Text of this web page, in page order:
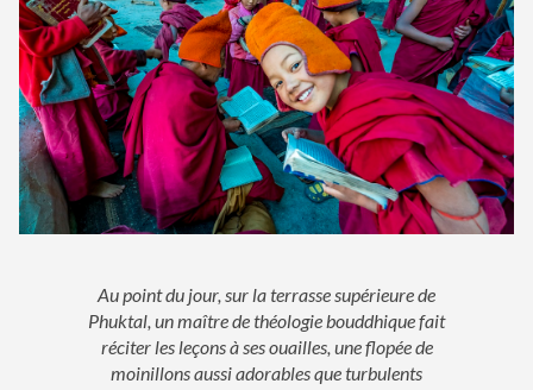
Au point du jour, sur la terrasse supérieure de
Phuktal, un maître de théologie bouddhique fait
réciter les leçons à ses ouailles, une flopée de
moinillons aussi adorables que turbulents